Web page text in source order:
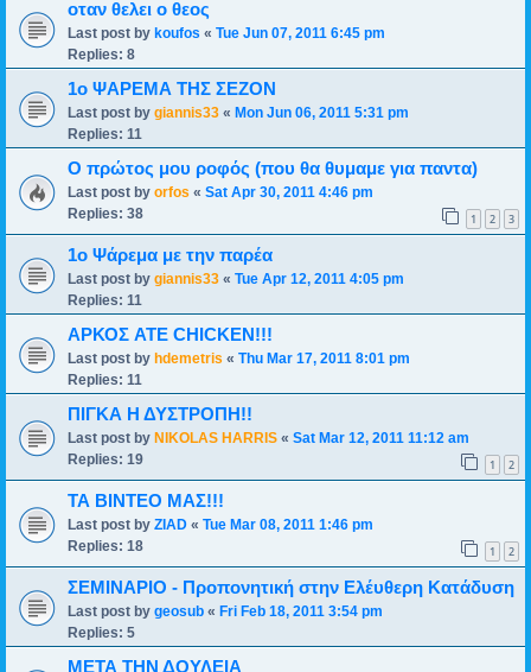
οταν θελει ο θεος
Last post by koufos « Tue Jun 07, 2011 6:45 pm
Replies: 8
1o ΨΑΡΕΜΑ ΤΗΣ ΣΕΖΟΝ
Last post by giannis33 « Mon Jun 06, 2011 5:31 pm
Replies: 11
Ο πρώτος μου ροφός (που θα θυμαμε για παντα)
Last post by orfos « Sat Apr 30, 2011 4:46 pm
Replies: 38 1 2 3
1ο Ψάρεμα με την παρέα
Last post by giannis33 « Tue Apr 12, 2011 4:05 pm
Replies: 11
AΡΚΟΣ ATE CHICKEN!!!
Last post by hdemetris « Thu Mar 17, 2011 8:01 pm
Replies: 11
ΠΙΓΚΑ Η ΔΥΣΤΡΟΠΗ!!
Last post by NIKOLAS HARRIS « Sat Mar 12, 2011 11:12 am
Replies: 19 1 2
ΤΑ ΒΙΝΤΕΟ ΜΑΣ!!!
Last post by ZIAD « Tue Mar 08, 2011 1:46 pm
Replies: 18 1 2
ΣΕΜΙΝΑΡΙΟ - Προπονητική στην Ελέυθερη Κατάδυση
Last post by geosub « Fri Feb 18, 2011 3:54 pm
Replies: 5
ΜΕΤΑ ΤΗΝ ΔΟΥΛΕΙΑ